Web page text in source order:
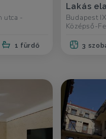
utca -
1 fürdő
Lakás
Budapest
Középső-
3